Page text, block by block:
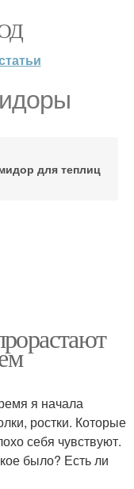
для теплиц
я начала
ростки. Которые
себя чувствуют.
было? Есть ли